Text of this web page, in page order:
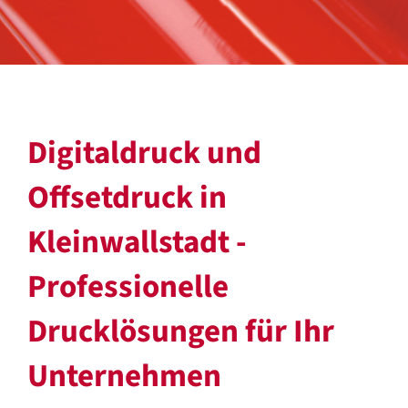
Digitaldruck und
Offsetdruck in
Kleinwallstadt -
Professionelle
Drucklösungen für Ihr
Unternehmen